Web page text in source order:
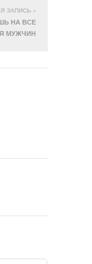
ЗАПИСЬ »
НА ВСЕ
МУЖЧИН